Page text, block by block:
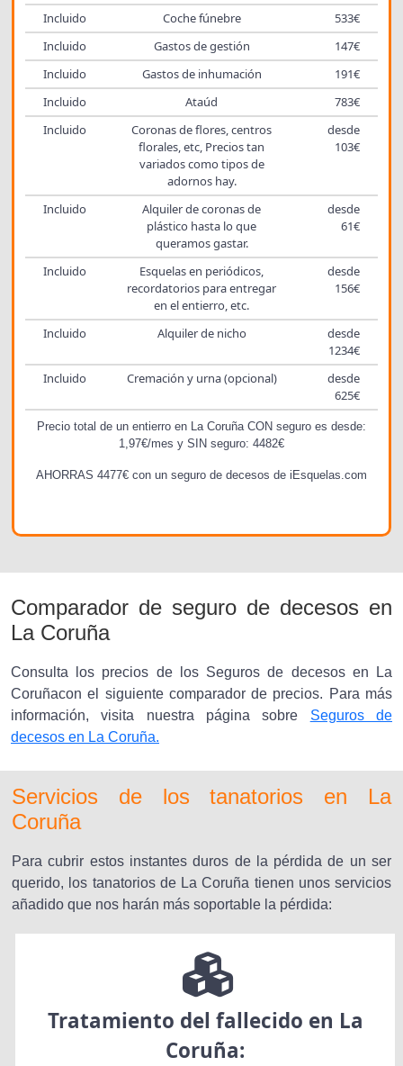
Incluido
Coche fúnebre
533€
Incluido
Gastos de gestión
147€
Incluido
Gastos de inhumación
191€
Incluido
Ataúd
783€
Incluido
Coronas de flores, centros
florales, etc, Precios tan
variados como tipos de
adornos hay.
desde
103€
Incluido
Alquiler de coronas de
plástico hasta lo que
queramos gastar.
desde
61€
Incluido
Esquelas en periódicos,
recordatorios para entregar
en el entierro, etc.
desde
156€
Incluido Alquiler de nicho
desde
1234€
Incluido
Cremación y urna (opcional)
desde
625€
Precio total de un entierro en La Coruña CON seguro es desde:
1,97€/mes y SIN seguro: 4482€
AHORRAS 4477€ con un seguro de decesos de iEsquelas.com
Comparador de seguro de decesos en
La Coruña
Consulta los precios de los Seguros de decesos en La
Coruñacon el siguiente comparador de precios. Para más
información, visita nuestra página sobre Seguros de
decesos en La Coruña.
Servicios de los tanatorios en La
Coruña
Para cubrir estos instantes duros de la pérdida de un ser
querido, los tanatorios de La Coruña tienen unos servicios
añadido que nos harán más soportable la pérdida:
Tratamiento del fallecido en La
Coruña: